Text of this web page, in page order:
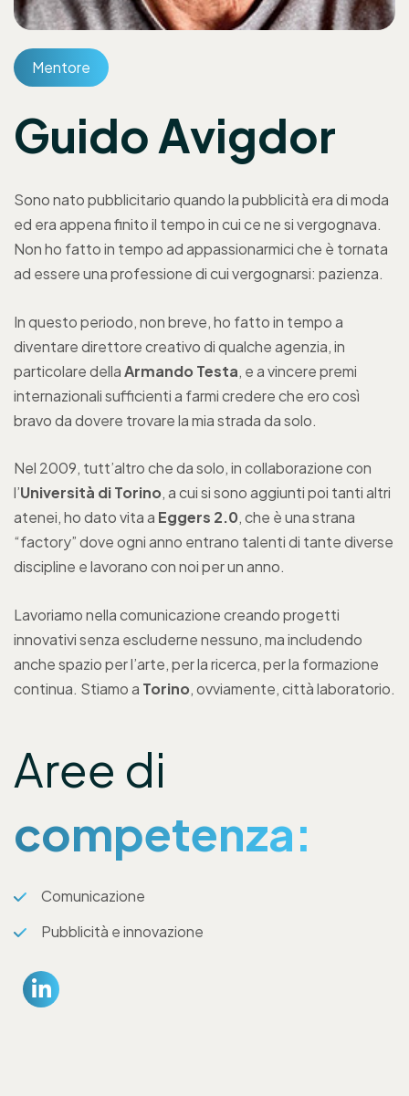
Mentore
Guido Avigdor
Sono nato pubblicitario quando la pubblicità era di moda
ed era appena finito il tempo in cui ce ne si vergognava.
Non ho fatto in tempo ad appassionarmici che è tornata
ad essere una professione di cui vergognarsi: pazienza.
In questo periodo, non breve, ho fatto in tempo a
diventare direttore creativo di qualche agenzia, in
particolare dellaArmando Testa, e a vincere premi
internazionali sufficienti a farmi credere che ero così
bravo da dovere trovare la mia strada da solo.
Nel 2009, tutt’altro che da solo, in collaborazione con
l’Università di Torino, a cui si sono aggiunti poi tanti altri
atenei, ho dato vita a Eggers 2.0, che è una strana
“factory” dove ogni anno entrano talenti di tante diverse
discipline e lavorano con noi per un anno.
Lavoriamo nella comunicazione creando progetti
innovativi senza escluderne nessuno, ma includendo
anche spazio per l’arte, per la ricerca, per la formazione
continua. Stiamo a Torino, ovviamente, città laboratorio.
Aree di
competenza:
Comunicazione
Pubblicità e innovazione